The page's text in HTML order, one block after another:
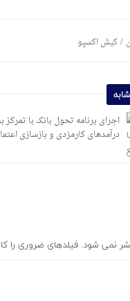
/کیش اکسپو
اجرای برنامه تحول بانک با تمرکز
درآمدهای کارمزدی و بازسازی
نمی شود. فیلدهای ضروری را